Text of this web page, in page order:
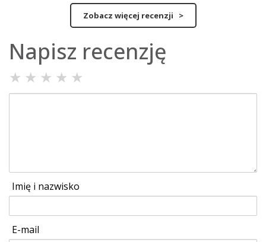
Zobacz więcej recenzji >
Napisz recenzję
★ ★ ★ ★ ★
Imię i nazwisko
E-mail